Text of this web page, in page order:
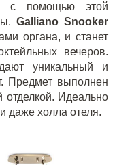
с помощью этой
Galliano Snooker
органа, и станет
вечеров.
уникальный и
Предмет выполнен
отделкой. Идеально
даже холла отеля.